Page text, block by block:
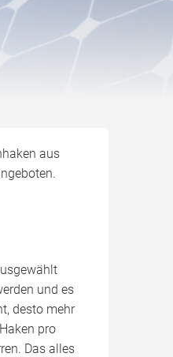
aus
und es
desto mehr
pro
Das alles